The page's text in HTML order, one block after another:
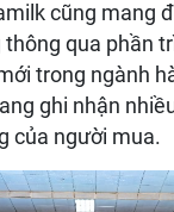
cũng mang
qua phần
trong ngành
ghi nhận
của người mua.